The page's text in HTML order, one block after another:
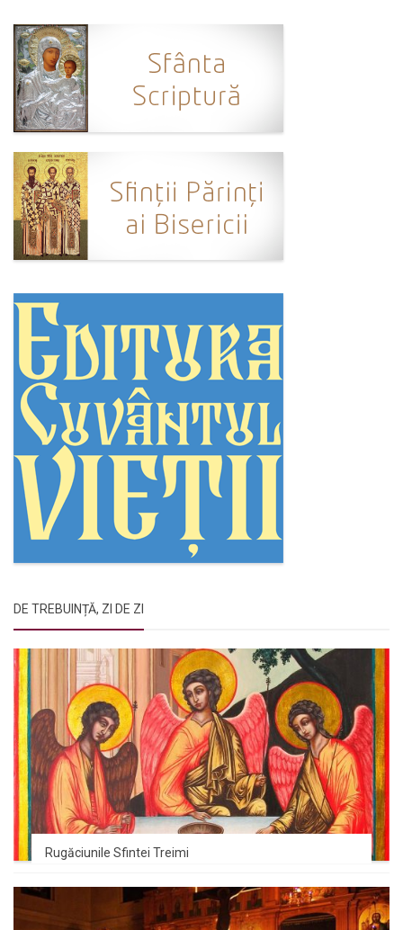
Ortodox în diaspora
Evenimente
Biserici și mănăstiri
Viață curată
Nevoințe contemporane
Familia de azi
Casa curată
Adicții și vindecări
Bucătărie biblică
Interviuri
Puncte de Vedere
DE TREBUINȚĂ, ZI DE ZI
Rugăciunile Sfintei Treimi